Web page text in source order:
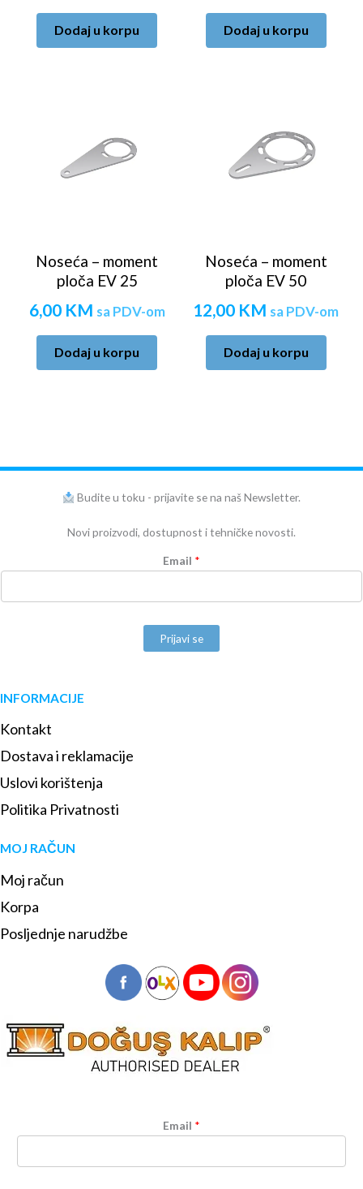
Dodaj u korpu Dodaj u korpu
Noseća – moment
ploča EV 25
6,00 KM sa PDV-om
Dodaj u korpu
Noseća – moment
ploča EV 50
12,00 KM sa PDV-om
Dodaj u korpu
Budite u toku - prijavite se na naš Newsletter.
Novi proizvodi, dostupnost i tehničke novosti.
Email *
Prijavi se
INFORMACIJE
Kontakt
Dostava i reklamacije
Uslovi korištenja
Politika Privatnosti
MOJ RAČUN
Moj račun
Korpa
Posljednje narudžbe
Email *